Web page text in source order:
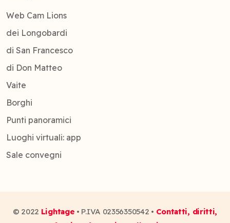
Web Cam Lions
dei Longobardi
di San Francesco
di Don Matteo
Vaite
Borghi
Punti panoramici
Luoghi virtuali: app
Sale convegni
© 2022 Lightage • P.IVA 02356350542 • Contatti, diritti,